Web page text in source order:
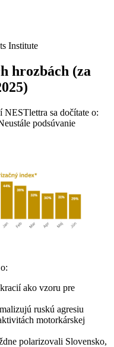
Institute
hrozbách (za
sa dočítate o:
podsúvanie
ako vzoru pre
ruskú agresiu
motorkárskej
polarizovali Slovensko,